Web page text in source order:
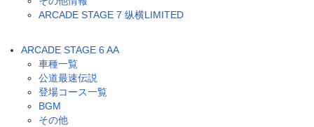
ARCADE STAGE 7 纵横LIMITED
ARCADE STAGE 6 AA
車種一覧
公道最速伝説
登場コース一覧
BGM
その他